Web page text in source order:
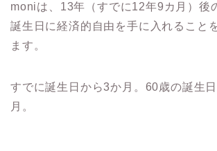
moniは、13年（すでに12年9カ月）後
誕生日に経済的自由を手に入れること
ます。
すでに誕生日から3か月。60歳の誕生
月。